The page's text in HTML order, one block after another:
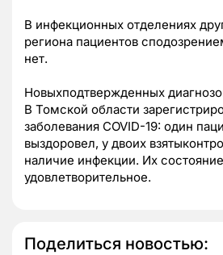
В инфекционных отделениях
региона пациентов
нет.
Новыхподтвержденных
В Томской области
заболевания COVID-19: один
выздоровел, у двоих
наличие инфекции. Их состояние
удовлетворительное.
Поделиться новостью: